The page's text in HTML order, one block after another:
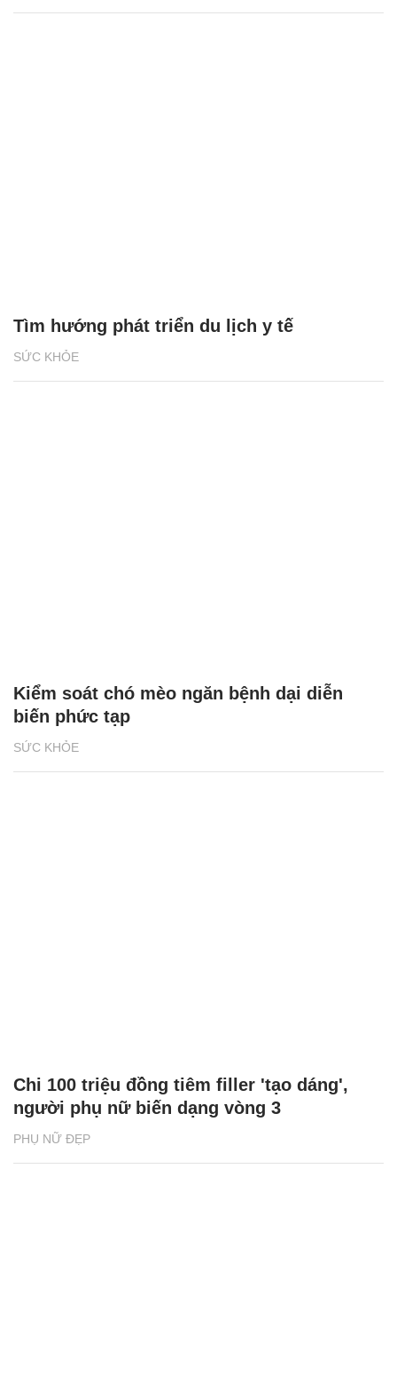
SỨC KHỎE
Tìm hướng phát triển du lịch y tế
SỨC KHỎE
Kiểm soát chó mèo ngăn bệnh dại diễn
biến phức tạp
PHỤ NỮ ĐẸP
Chi 100 triệu đồng tiêm filler 'tạo dáng',
người phụ nữ biến dạng vòng 3